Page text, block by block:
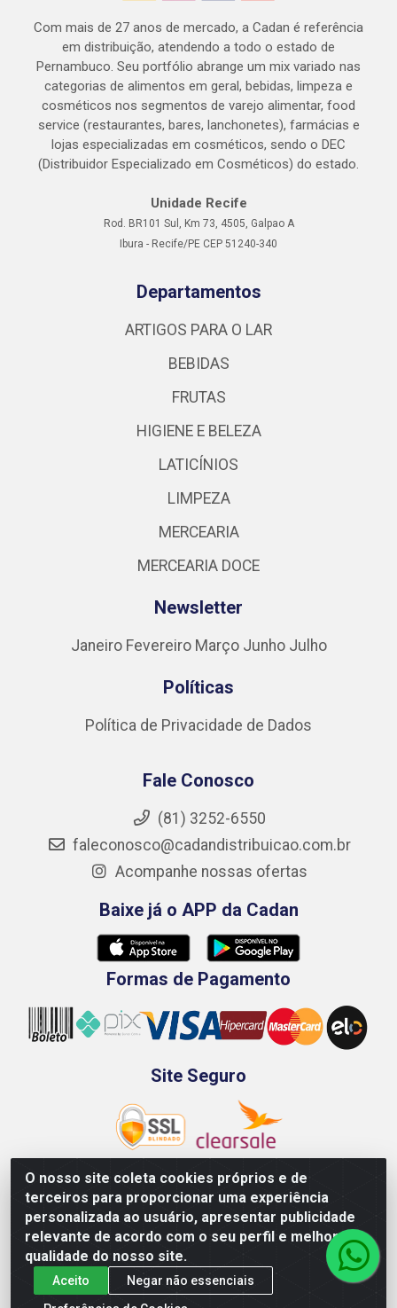
O nosso site coleta cookies próprios e de
terceiros para proporcionar uma experiência
personalizada ao usuário, apresentar publicidade
relevante de acordo com o seu perfil e melhorar a
qualidade do nosso site.
Aceito
Negar não essenciais
Com mais de 27 anos de mercado, a Cadan é referência
em distribuição, atendendo a todo o estado de
Pernambuco. Seu portfólio abrange um mix variado nas
categorias de alimentos em geral, bebidas, limpeza e
cosméticos nos segmentos de varejo alimentar, food
service (restaurantes, bares, lanchonetes), farmácias e
lojas especializadas em cosméticos, sendo o DEC
(Distribuidor Especializado em Cosméticos) do estado.
Unidade Recife
Rod. BR101 Sul, Km 73, 4505, Galpao A
Ibura - Recife/PE CEP 51240-340
Departamentos
ARTIGOS PARA O LAR
BEBIDAS
FRUTAS
HIGIENE E BELEZA
LATICÍNIOS
LIMPEZA
MERCEARIA
MERCEARIA DOCE
Newsletter
Janeiro Fevereiro Março Junho Julho
Políticas
Política de Privacidade de Dados
Fale Conosco
(81) 3252-6550
faleconosco@cadandistribuicao.com.br
Acompanhe nossas ofertas
Baixe já o APP da Cadan
Formas de Pagamento
Site Seguro
Rod. BR-101 Sul, Km 73, 4505, Galpão A, Ibura -
Recife/PE - CEP 51240-340 - CNPJ 70.089.974/0001-79